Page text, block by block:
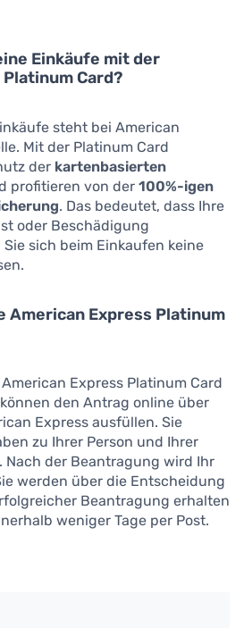
Einkäufe mit der
Card?
steht bei American
Mit der Platinum Card
der kartenbasierten
profitieren von der 100%-igen
. Das bedeutet, dass Ihre
oder Beschädigung
sich beim Einkaufen keine
American Express Platinum
Express Platinum Card
den Antrag online über
Express ausfüllen. Sie
zu Ihrer Person und Ihrer
Nach der Beantragung wird Ihr
werden über die Entscheidung
Beantragung erhalten
weniger Tage per Post.